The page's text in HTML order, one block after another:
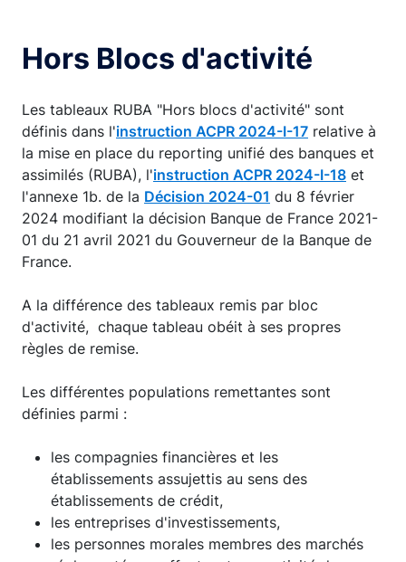
Hors Blocs d'activité
Les tableaux RUBA "Hors blocs d'activité" sont
définis dans l'instruction ACPR 2024-I-17 relative à
la mise en place du reporting unifié des banques et
assimilés (RUBA), l'instruction ACPR 2024-I-18 et
l'annexe 1b. de la Décision 2024-01 du 8 février
2024 modifiant la décision Banque de France 2021-
01 du 21 avril 2021 du Gouverneur de la Banque de
France.
A la différence des tableaux remis par bloc
d'activité, chaque tableau obéit à ses propres
règles de remise.
Les différentes populations remettantes sont
définies parmi :
les compagnies financières et les
établissements assujettis au sens des
établissements de crédit,
les entreprises d'investissements,
les personnes morales membres des marchés